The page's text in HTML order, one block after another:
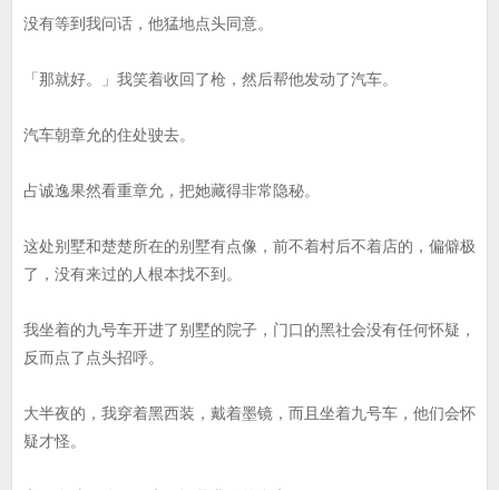
没有等到我问话，他猛地点头同意。
「那就好。」我笑着收回了枪，然后帮他发动了汽车。
汽车朝章允的住处驶去。
占诚逸果然看重章允，把她藏得非常隐秘。
这处别墅和楚楚所在的别墅有点像，前不着村后不着店的，偏僻极
了，没有来过的人根本找不到。
我坐着的九号车开进了别墅的院子，门口的黑社会没有任何怀疑，
反而点了点头招呼。
大半夜的，我穿着黑西装，戴着墨镜，而且坐着九号车，他们会怀
疑才怪。